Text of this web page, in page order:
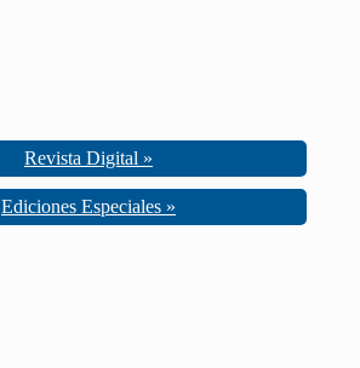
Revista Digital »
Ediciones Especiales »